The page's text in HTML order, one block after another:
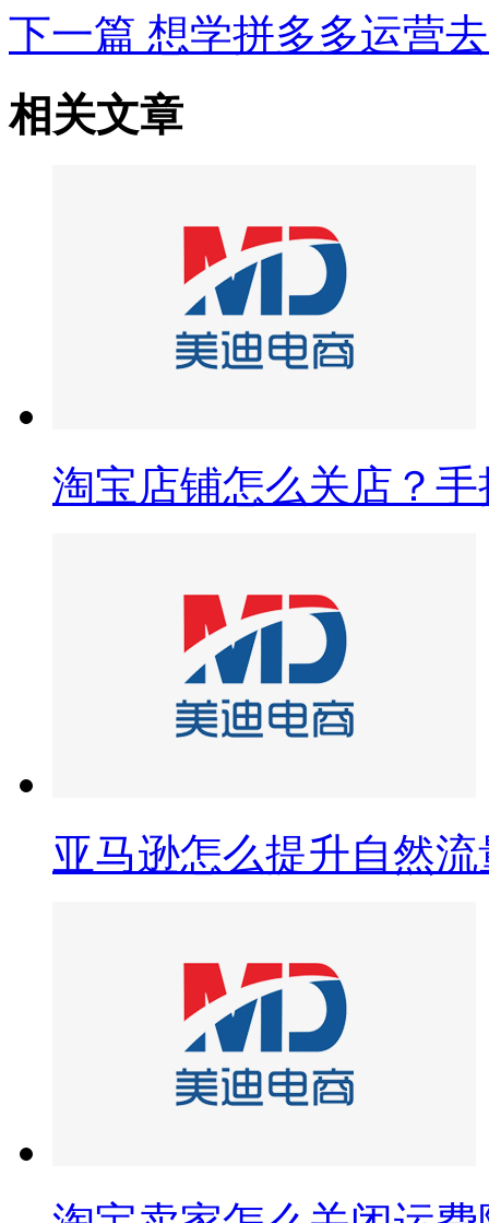
下一篇 想学拼多多运营
相关文章
淘宝店铺怎么关店？
亚马逊怎么提升自然